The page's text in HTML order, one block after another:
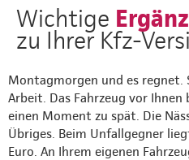
Wichtige
zu Ihrer Kfz-
Montagmorgen und es regnet.
Arbeit. Das Fahrzeug vor
einen Moment zu spät. Die
Übriges. Beim Unfallgegner
Euro. An Ihrem eigenen